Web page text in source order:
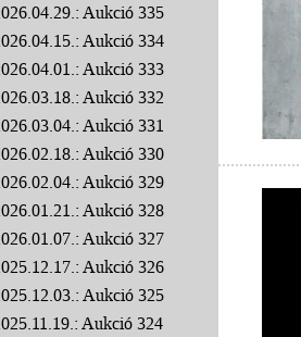
Aukció 335
Aukció 334
Aukció 333
Aukció 332
Aukció 331
Aukció 330
Aukció 329
Aukció 328
Aukció 327
Aukció 326
Aukció 325
Aukció 324